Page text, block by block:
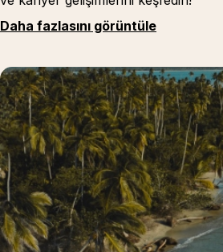
Daha fazlasını görüntüle